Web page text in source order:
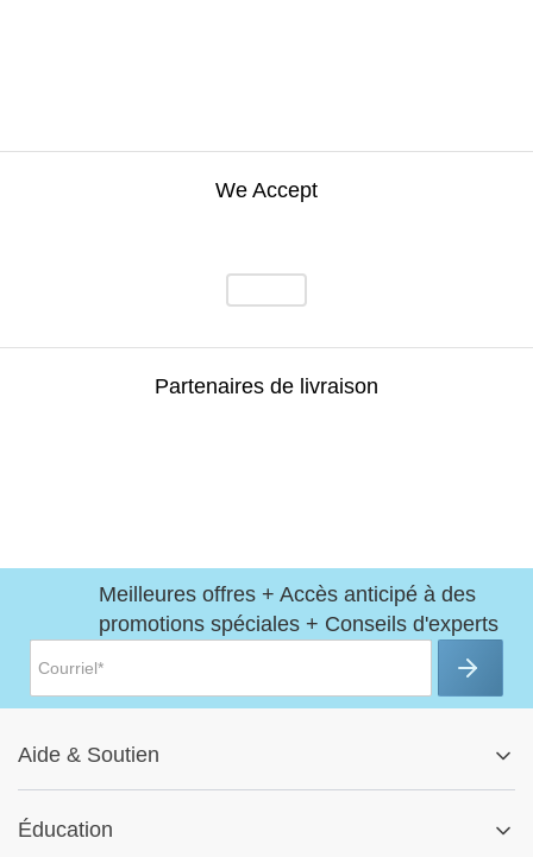
We Accept
Partenaires de livraison
Meilleures offres + Accès anticipé à des
promotions spéciales + Conseils d'experts
Aide & Soutien
Éducation